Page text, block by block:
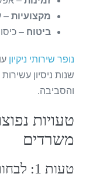
מקצועיות–
ביטוח–
נופר שירותי ניקיון
שנות ניסיון
והסביבה.
טעויות
משרדים
טעות 1: לבחור רק לפי המחיר